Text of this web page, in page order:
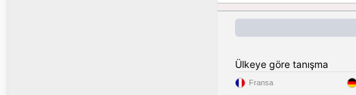
Ülkeye göre tanışma
Fransa